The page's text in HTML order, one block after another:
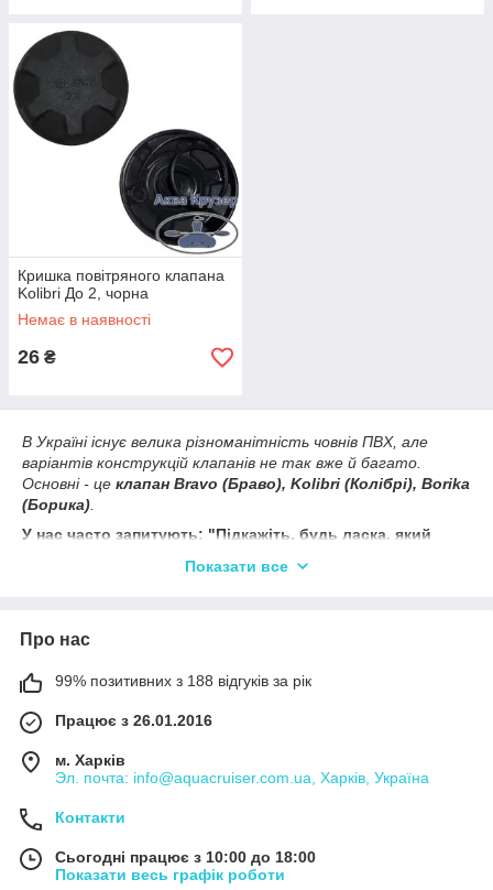
Кришка повітряного клапана
Kolibri До 2, чорна
Немає в наявності
26 ₴
В Україні існує велика різноманітність човнів ПВХ, але
варіантів конструкцій клапанів не так вже й багато.
Основні - це клапан Bravo (Браво), Kolibri (Колібрі), Borika
(Борика)
У нас часто запитують: "Підкажіть, будь ласка, який
може знати тільки виробник Вашої надувного човна пвх,
фірмі-виробнику човнів у різні роки випуску
В човновому інтернет-магазині Аква Крузер / Aqua Cruiser Ви
можете не тільки купити клапан човни, але і ключ для заміни
клапана, кришку клапана та інші аксесуари для тюнінга,
ремонту і виробництва надувних човнів ПВХ. Наші пропозиції
зацікавить і роздрібного споживача, і виробника – всі бажаючі
Ми з радістю надамо Вам допомогу з усіх питань,
пов'язаних з вибором аксесуарів, запчастин і
комплектуючих для Вашої човни ПВХ, звертайтеся!
Показати все
Про нас
99% позитивних з 188 відгуків за рік
Працює з 26.01.2016
м. Харків
Эл. почта: info@aquacruiser.com.ua, Харків, Україна
Контакти
Сьогодні працює з 10:00 до 18:00
Показати весь графік роботи